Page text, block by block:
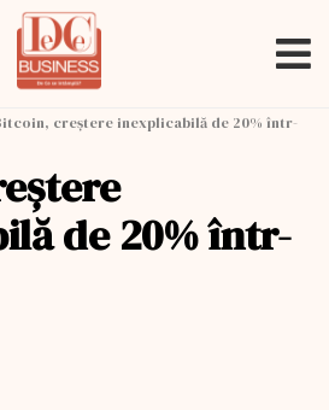
creștere inexplicabilă de 20% într-
de 20% într-